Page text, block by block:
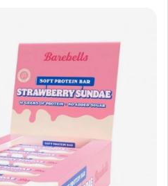
Proteinbars, 55 g